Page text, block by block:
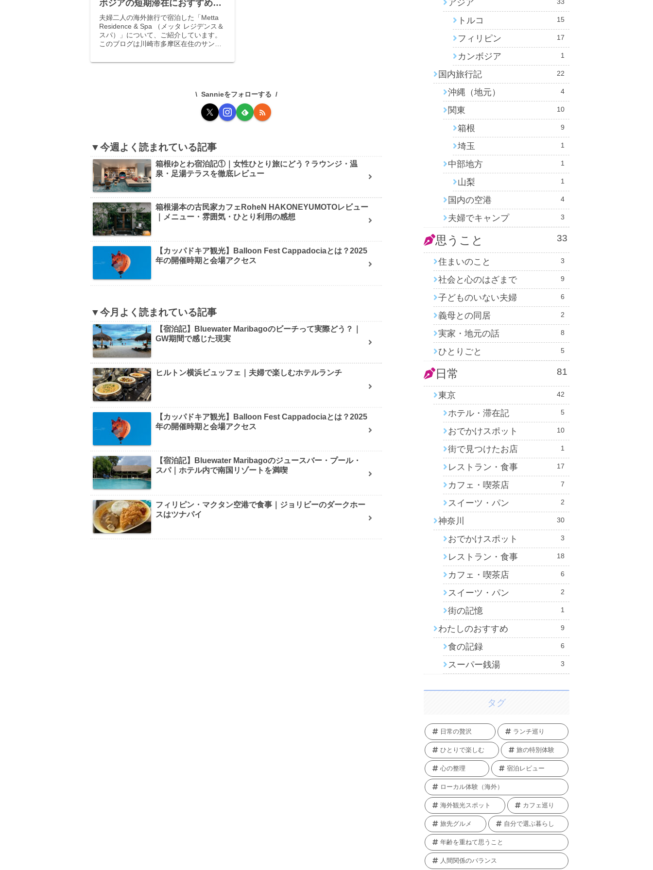
ボジアの短期滞在におすすめホ
テル
夫婦二人の海外旅行で宿泊した「Metta
Residence & Spa （メッタ レジデンス＆
スパ）」について、ご紹介しています。
このブログは川崎市多摩区在住のサンニ
綴る雑記ブログです。
Sannieをフォローする
▼今週よく読まれている記事
箱根ゆとわ宿泊記①｜女性ひとり旅にどう？ラウンジ・温
泉・足湯テラスを徹底レビュー
箱根湯本の古民家カフェRoheN HAKONEYUMOTOレビュー
｜メニュー・雰囲気・ひとり利用の感想
【カッパドキア観光】Balloon Fest Cappadociaとは？2025
年の開催時期と会場アクセス
▼今月よく読まれている記事
【宿泊記】Bluewater Maribagoのビーチって実際どう？｜
GW期間で感じた現実
ヒルトン横浜ビュッフェ｜夫婦で楽しむホテルランチ
【カッパドキア観光】Balloon Fest Cappadociaとは？2025
年の開催時期と会場アクセス
【宿泊記】Bluewater Maribagoのジュースバー・プール・
スパ｜ホテル内で南国リゾートを満喫
フィリピン・マクタン空港で食事｜ジョリビーのダークホー
スはツナパイ
アジア
トルコ 15
フィリピン 17
カンボジア 1
国内旅行記 22
沖縄（地元） 4
関東 10
箱根 9
埼玉 1
中部地方 1
山梨 1
国内の空港 4
夫婦でキャンプ 3
思うこと 33
住まいのこと 3
社会と心のはざまで 9
子どものいない夫婦 6
義母との同居 2
実家・地元の話 8
ひとりごと 5
日常 81
東京 42
ホテル・滞在記 5
おでかけスポット 10
街で見つけたお店 1
レストラン・食事 17
カフェ・喫茶店 7
スイーツ・パン 2
神奈川 30
おでかけスポット 3
レストラン・食事 18
カフェ・喫茶店 6
スイーツ・パン 2
街の記憶 1
わたしのおすすめ 9
食の記録 6
スーパー銭湯 3
タグ
日常の贅沢 ランチ巡り
ひとりで楽しむ 旅の特別体験
心の整理 宿泊レビュー
ローカル体験（海外）
海外観光スポット カフェ巡り
旅先グルメ 自分で選ぶ暮らし
年齢を重ねて思うこと
人間関係のバランス